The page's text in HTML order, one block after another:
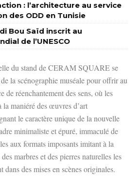
: l’architecture au service
des ODD en Tunisie
Bou Saïd inscrit au
de l’UNESCO
du stand de CERAM SQUARE se
la scénographie muséale pour offrir au
de réenchantement des sens, où les
la maniéré des œuvres d’art
le caractère unique de la nouvelle
minimaliste et épuré, immaculé de
aux formats imposants imitant à la
marbres et des pierres naturelles les
dans des mises en scènes originales.